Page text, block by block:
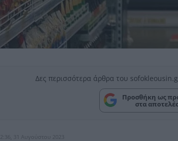
Δες περισσότερα άρθρα του
Προσθήκη ως
στα
12:36, 31 Αυγούστου 2023